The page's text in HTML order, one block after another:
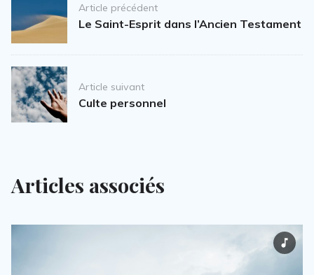
navigationArticle précédent
Le Saint-Esprit dans l’Ancien Testament
Article suivant
Culte personnel
Articles associés